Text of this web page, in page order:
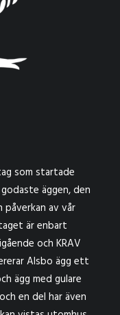
som startade
äggen, den
påverkan av vår
är enbart
och KRAV
Alsbo ägg ett
ägg med gulare
en del har även